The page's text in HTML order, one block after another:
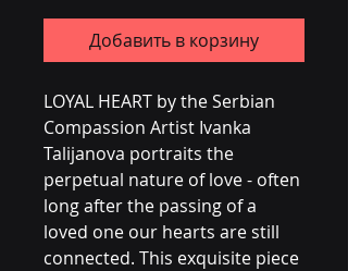
Добавить в корзину
LOYAL HEART by the Serbian
Compassion Artist Ivanka
Talijanova portraits the
perpetual nature of love - often
long after the passing of a
loved one our hearts are still
connected. This exquisite piece